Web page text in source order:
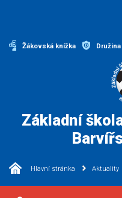
Žákovská knížka Družina
Základní
Hlavní stránka Aktuality